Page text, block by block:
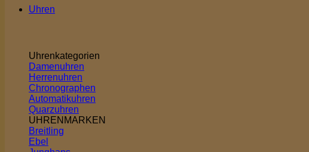
Uhren
Uhrenkategorien
Damenuhren
Herrenuhren
Chronographen
Automatikuhren
Quarzuhren
UHRENMARKEN
Breitling
Ebel